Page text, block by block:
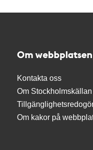
Om webbplatsen
Kontakta oss
Om Stockholmskällan
Om kakor på